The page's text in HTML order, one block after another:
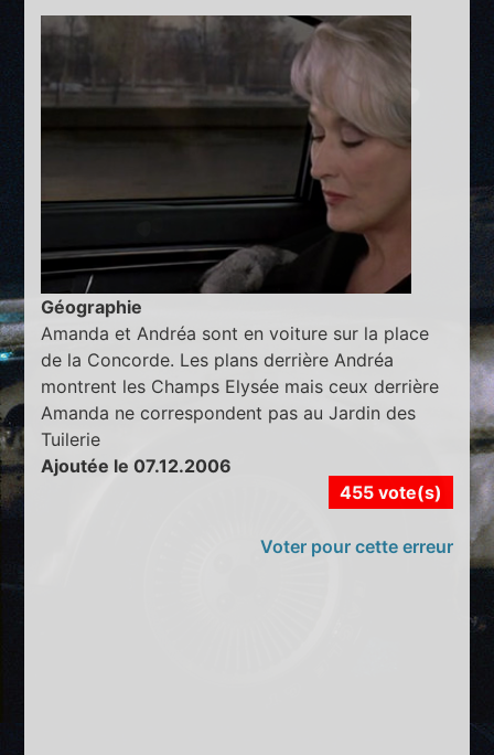
Géographie
Amanda et Andréa sont en voiture sur la place
de la Concorde. Les plans derrière Andréa
montrent les Champs Elysée mais ceux derrière
Amanda ne correspondent pas au Jardin des
Tuilerie
Ajoutée le 07.12.2006
455 vote(s)
Voter pour cette erreur